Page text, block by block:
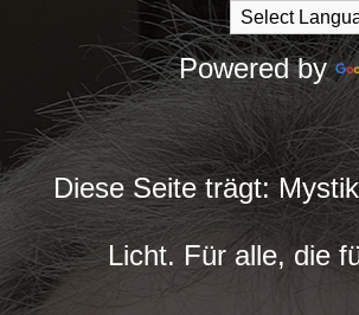
Powered by
Diese Seite trägt:
Licht. Für alle, die